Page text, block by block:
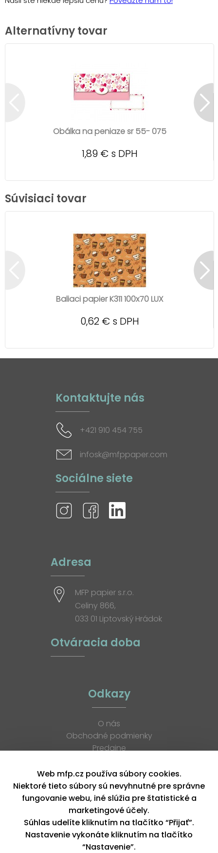
Alternatívny tovar
Obálka na peniaze sr 55- 075
1,89 € s DPH
Súvisiaci tovar
Baliaci papier K311 100x70 LUX
0,62 € s DPH
Kontaktujte nás
+421 910 454 755
infosk@mfppaper.com
Sociálne siete
Adresa
MFP papier s.r.o.
Celiny 866,
033 01 Liptovský Hrádok
Otváracia doba
Odkazy
O nás
Obchodné podmienky
Predajne
K stiahnutiu
Blog
Kontakt
Kariéra
XML feed
Copyright © 2026, MFP paper s. r. o. | Všetky práva vyhradené
Web mfp.cz používa súbory cookies.
Niektoré tieto súbory sú nevyhnutné pre správne
fungovanie webu, iné slúžia pre štatistické a
marketingové účely.
Súhlas udelíte kliknutím na tlačítko “Přijať”.
Nastavenie vykonáte kliknutím na tlačítko
“Nastavenie”.